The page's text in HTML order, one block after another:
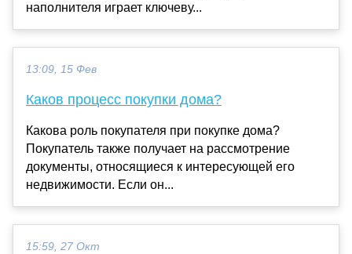
наполнителя играет ключеву...
13:09, 15 Фев
Каков процесс покупки дома?
Какова роль покупателя при покупке дома?
Покупатель также получает на рассмотрение
документы, относящиеся к интересующей его
недвижимости. Если он...
15:59, 27 Окт